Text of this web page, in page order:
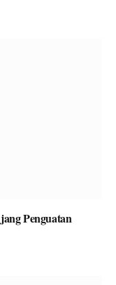
Penguatan